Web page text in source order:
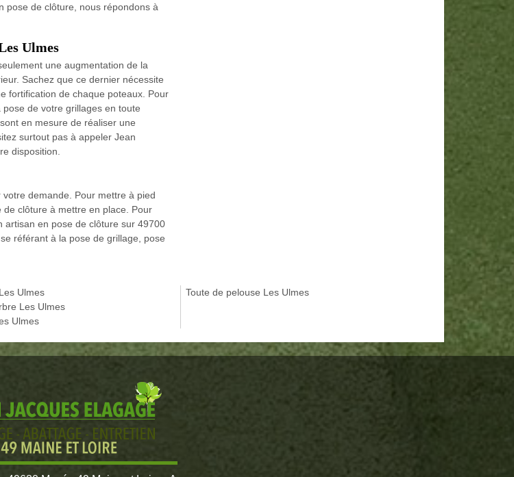
pose de clôture, nous répondons à
Ulmes
une augmentation de la
Sachez que ce dernier nécessite
fortification de chaque poteaux. Pour
de votre grillages en toute
en mesure de réaliser une
surtout pas à appeler Jean
disposition.
demande. Pour mettre à pied
clôture à mettre en place. Pour
artisan en pose de clôture sur 49700
référant à la pose de grillage, pose
Ulmes
Les Ulmes
Ulmes
Toute de pelouse Les Ulmes